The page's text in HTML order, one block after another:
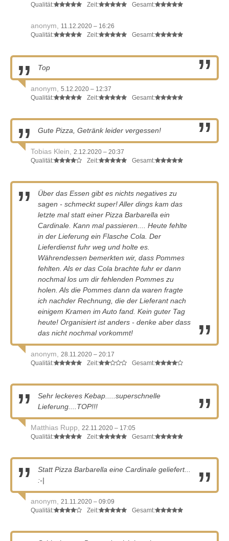
Qualität:
Zeit: Gesamt:
anonym,
11.12.2020 – 16:26
Qualität:
Zeit: Gesamt:
Top
anonym, 5.12.2020 – 12:37
Qualität:
Zeit: Gesamt:
Gute Pizza, Getränk leider vergessen!
Tobias Klein,
2.12.2020 – 20:37
Qualität:
Zeit: Gesamt:
Über das Essen gibt es nichts negatives zu
sagen - schmeckt super! Aller dings kam das
letzte mal statt einer Pizza Barbarella ein
Cardinale. Kann mal passieren.... Heute fehlte
in der Lieferung ein Flasche Cola. Der
Lieferdienst fuhr weg und holte es.
Währendessen bemerkten wir, dass Pommes
fehlten. Als er das Cola brachte fuhr er dann
nochmal los um dir fehlenden Pommes zu
holen. Als die Pommes dann da waren fragte
ich nachder Rechnung, die der Lieferant nach
einigem Kramen im Auto fand. Kein guter Tag
heute! Organisiert ist anders - denke aber dass
das nicht nochmal vorkommt!
anonym,
28.11.2020 – 20:17
Qualität:
Zeit: Gesamt:
Sehr leckeres Kebap.....superschnelle
Lieferung....TOP!!!
Matthias Rupp,
22.11.2020 – 17:05
Qualität:
Zeit: Gesamt:
Statt Pizza Barbarella eine Cardinale geliefert...
:-|
anonym,
21.11.2020 – 09:09
Qualität:
Zeit: Gesamt: